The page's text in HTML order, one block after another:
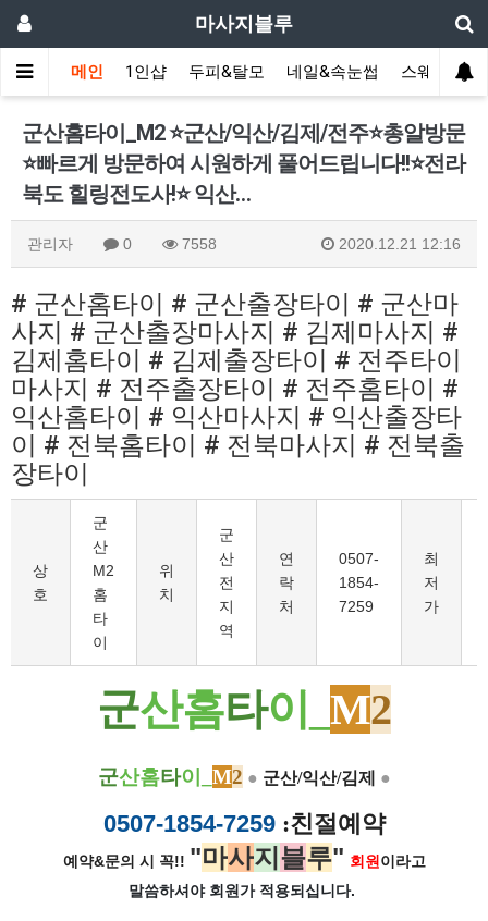
마사지블루
메인 1인샵 두피&탈모 네일&속눈썹 스웨디시(
군산홈타이_M2 ⭐️군산/익산/김제/전주⭐️총알방문
⭐️빠르게 방문하여 시원하게 풀어드립니다!!⭐️전라
북도 힐링전도사!⭐️ 익산…
관리자 0 7558 2020.12.21 12:16
# 군산홈타이 # 군산출장타이 # 군산마
사지 # 군산출장마사지 # 김제마사지 #
김제홈타이 # 김제출장타이 # 전주타이
마사지 # 전주출장타이 # 전주홈타이 #
익산홈타이 # 익산마사지 # 익산출장타
이 # 전북홈타이 # 전북마사지 # 전북출
장타이
상
호
군
산
M2
홈
타
이
위
치
군
산
전
지
역
연
락
처
0507-
1854-
7259
최
저
가
군산홈타이_ M2
군산홈타이_ M2 ● 군산/익산/김제 ●
0507-1854-7259:친절예약
예약&문의 시 꼭!! "마사지 블루" 회원 이라고
말씀하셔야 회원가 적용되십니다.